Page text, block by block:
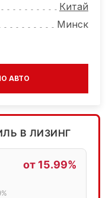
Китай
Минск
АВТО
В ЛИЗИНГ
от 15.99%